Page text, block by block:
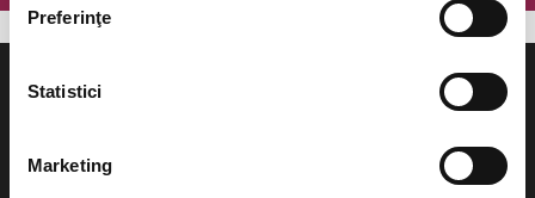
Preferinţe
Statistici
Marketing
Evenimente